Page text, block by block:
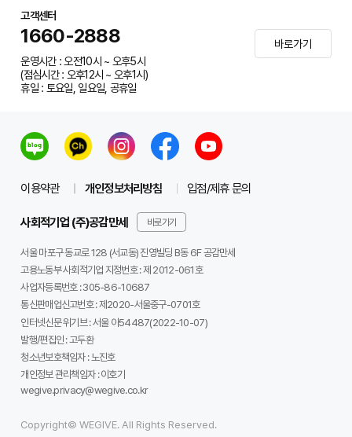
고객센터
1660-2888
운영시간 : 오전10시 ~ 오후5시
(점심시간 : 오후12시 ~ 오후1시)
휴일 : 토요일, 일요일, 공휴일
바로가기
이용약관 개인정보처리방침 입점/제휴 문의
사회적기업 (주)공감만세 바로가기
서울 마포구 동교로 128 (서교동) 진영빌딩 B동 6F 공감만세
고용노동부 사회적기업 지정번호 : 제 2012-061호
사업자등록번호 :305-86-10687
통신판매업신고번호 :제2020-서울중구-0701호
인터넷신문 위기브 :서울 아54487(2022-10-07)
발행/편집인 :고두환
청소년보호책임자 :노진호
개인정보 관리책임자 :이호기
wegive.privacy@wegive.co.kr
Copyright© WEGIVE. All Rights Reserved.